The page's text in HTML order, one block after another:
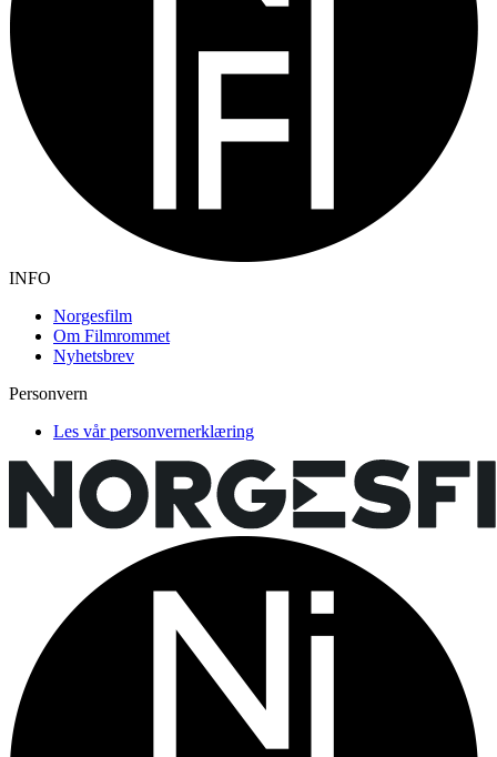
INFO
Norgesfilm
Om Filmrommet
Nyhetsbrev
Personvern
Les vår personvernerklæring